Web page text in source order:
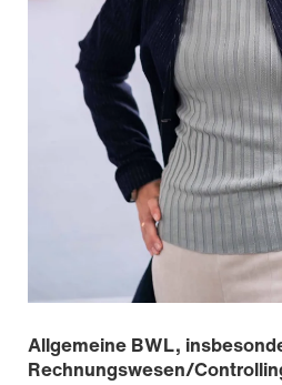
Allgemeine BWL,
Rechnungswesen/